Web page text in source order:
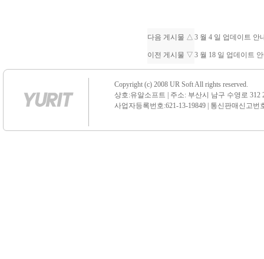
다음 게시물 △ 3 월 4 일 업데이트 안
이전 게시물 ▽ 3 월 18 일 업데이트
Copyright (c) 2008 UR Soft All rights reserved.
상호:유알소프트 | 주소: 부산시 남구 수영로 312
사업자등록번호:621-13-19849 | 통신판매신고번